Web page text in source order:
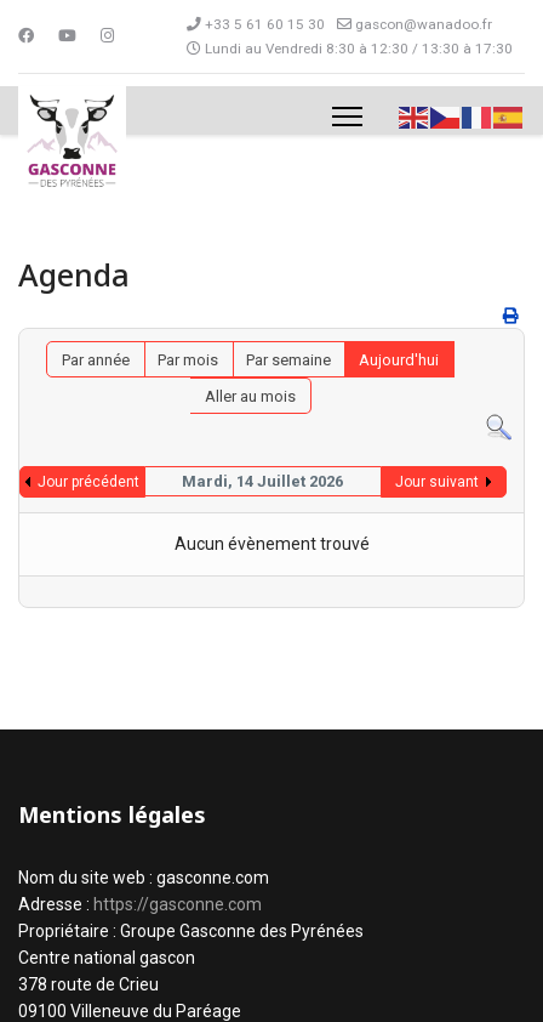
+33 5 61 60 15 30
gascon@wanadoo.fr
Lundi au Vendredi 8:30 à 12:30 / 13:30 à 17:30
Agenda
Par année Par mois Par semaine
Aujourd'hui
Aller au mois
Jour précédent Mardi, 14 Juillet 2026 Jour suivant
Aucun évènement trouvé
Mentions légales
Nom du site web : gasconne.com
Adresse : https://gasconne.com
Propriétaire : Groupe Gasconne des Pyrénées
Centre national gascon
378 route de Crieu
09100 Villeneuve du Paréage